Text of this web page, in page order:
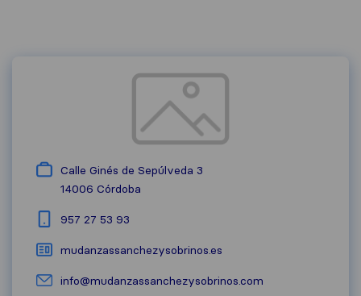
Calle Ginés de Sepúlveda 3
14006 Córdoba
957 27 53 93
mudanzassanchezysobrinos.es
info@mudanzassanchezysobrinos.com